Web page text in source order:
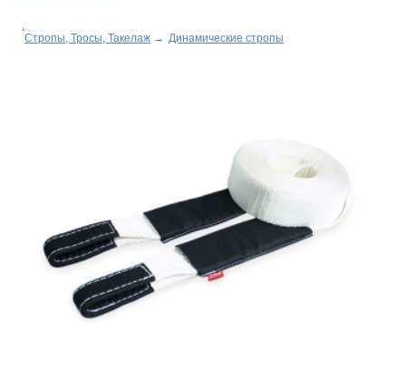
Стропы, Тросы, Такелаж → Динамические стропы